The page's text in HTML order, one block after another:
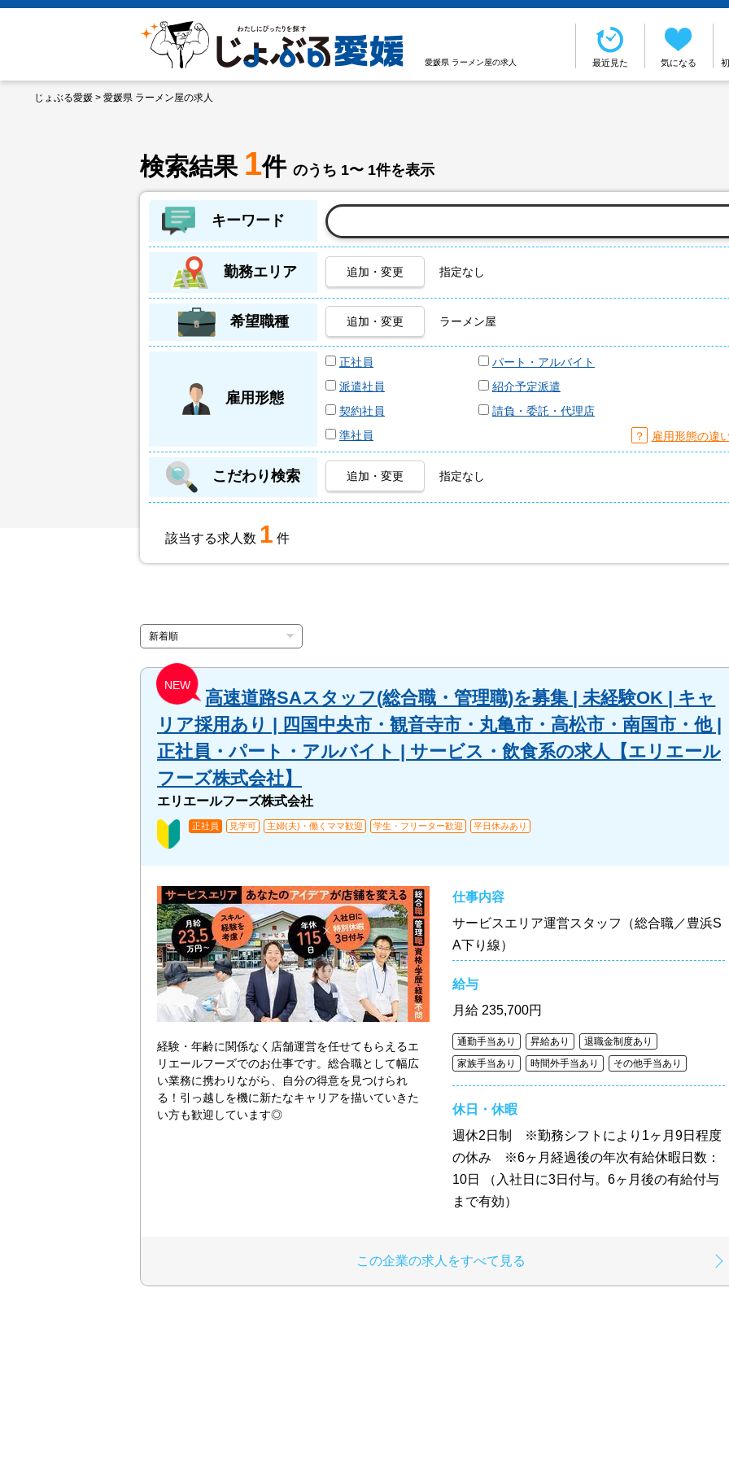
愛媛県 ラーメン屋の求人 最近見た 気になる
じょぶる愛媛 > 愛媛県 ラーメン屋の求人
検索結果 1件 のうち 1〜 1件を表示
キーワード
勤務エリア 追加・変更 指定なし
希望職種 追加・変更 ラーメン屋
雇用形態
正社員
パート・アルバイト
派遣社員
紹介予定派遣
契約社員
請負・委託・代理店
準社員
？ 雇用形態の違
こだわり検索 追加・変更 指定なし
該当する求人数 1 件
NEW
高速道路SAスタッフ(総合職・管理職)を募集 | 未経験OK | キャ
リア採用あり | 四国中央市・観音寺市・丸亀市・高松市・南国市・他 |
正社員・パート・アルバイト | サービス・飲食系の求人【エリエール
フーズ株式会社】
エリエールフーズ株式会社
正社員 見学可 主婦(夫)・働くママ歓迎 学生・フリーター歓迎 平日休みあり
経験・年齢に関係なく店舗運営を任せてもらえるエ
リエールフーズでのお仕事です。総合職として幅広
い業務に携わりながら、自分の得意を見つけられ
る！引っ越しを機に新たなキャリアを描いていきた
い方も歓迎しています◎
仕事内容
サービスエリア運営スタッフ（総合職／豊浜S
A下り線）
給与
月給 235,700円
通勤手当あり 昇給あり
退職金制度あり
家族手当あり
時間外手当あり その他手当あり
休日・休暇
週休2日制 ※勤務シフトにより1ヶ月9日程度
の休み ※6ヶ月経過後の年次有給休暇日数：
10日 （入社日に3日付与。6ヶ月後の有給付与
まで有効）
この企業の求人をすべて見る